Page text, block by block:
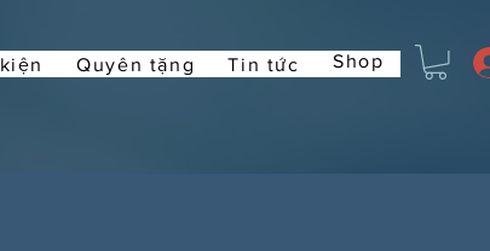
Quyên tặng Tin tức Shop